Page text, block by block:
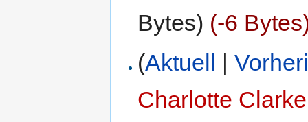
Bytes) (-6
(Aktuell |
Charlotte Clarke